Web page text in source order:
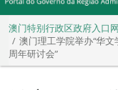
澳门特别行政区政府入口
澳门理工学院举办“华
周年研讨会”